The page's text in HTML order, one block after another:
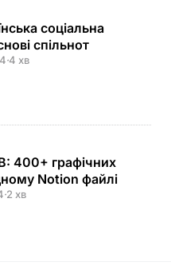
соціальна
спільнот
·4 хв
400+ графічних
Notion файлі
·2 хв